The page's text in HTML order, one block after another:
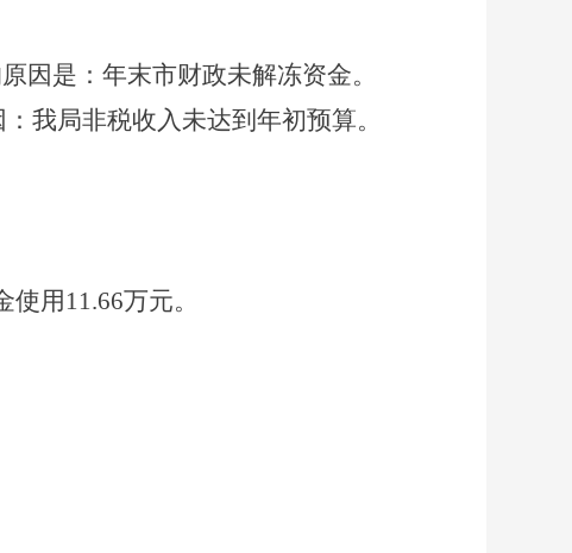
因是：年末市财政未解冻资金。
：我局非税收入未达到年初预算。
使用 11.66万元。